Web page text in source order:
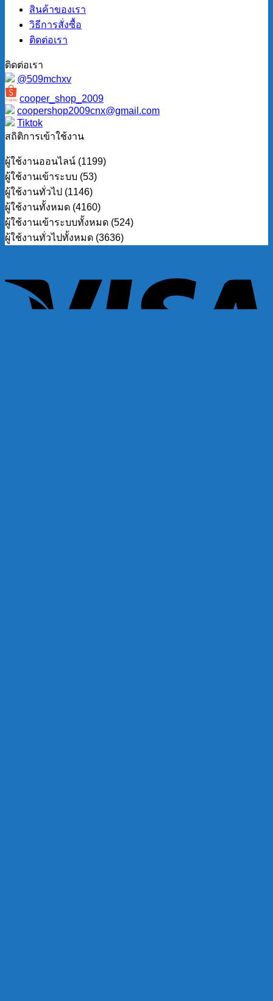
สินค้าของเรา
วิธีการสั่งซื้อ
ติดต่อเรา
ติดต่อเรา
@509mchxv
cooper_shop_2009
coopershop2009cnx@gmail.com
Tiktok
สถิติการเข้าใช้งาน
ผู้ใช้งานออนไลน์ (1199)
ผู้ใช้งานเข้าระบบ (53)
ผู้ใช้งานทั่วไป (1146)
ผู้ใช้งานทั้งหมด (4160)
ผู้ใช้งานเข้าระบบทั้งหมด (524)
ผู้ใช้งานทั่วไปทั้งหมด (3636)